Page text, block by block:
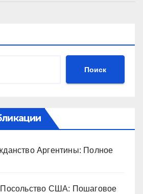
Поиск
Аргентины: Полное
Посольство США: Пошаговое